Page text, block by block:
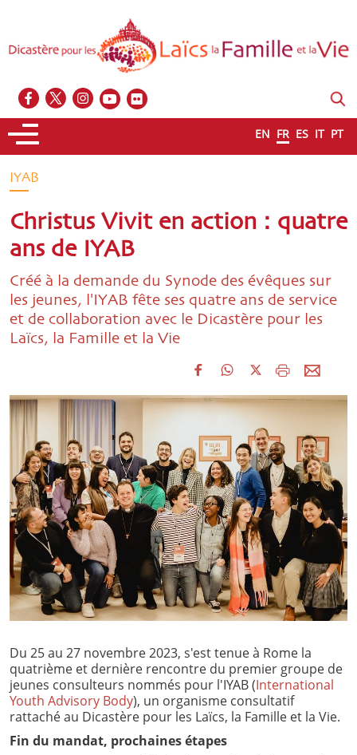
EN FR ES IT PT
IYAB
Christus Vivit en action : quatre
ans de IYAB
Créé à la demande du Synode des évêques sur
les jeunes, l'IYAB fête ses quatre ans de service
et de collaboration avec le Dicastère pour les
Laïcs, la Famille et la Vie
Du 25 au 27 novembre 2023, s'est tenue à Rome la
quatrième et dernière rencontre du premier groupe de
jeunes consulteurs nommés pour l'IYAB (International
Youth Advisory Body), un organisme consultatif
rattaché au Dicastère pour les Laïcs, la Famille et la Vie.
Fin du mandat, prochaines étapes